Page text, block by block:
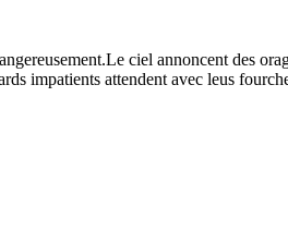
ciel annoncent des
impatients attendent avec leus